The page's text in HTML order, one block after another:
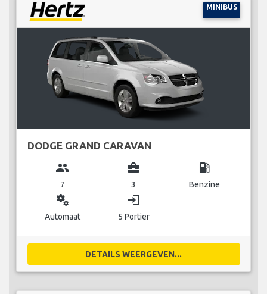
MINIBUS
DODGE GRAND CARAVAN
group
7
business_center
3
local_gas_station
Benzine
miscellaneous_services
Automaat
login
5 Portier
DETAILS WEERGEVEN...